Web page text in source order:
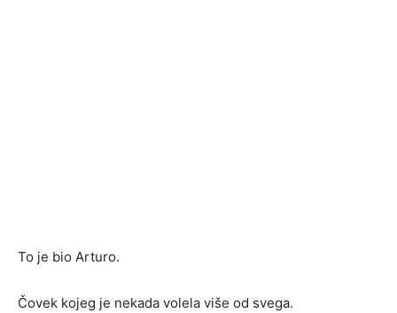
To je bio Arturo.
Čovek kojeg je nekada volela više od svega.